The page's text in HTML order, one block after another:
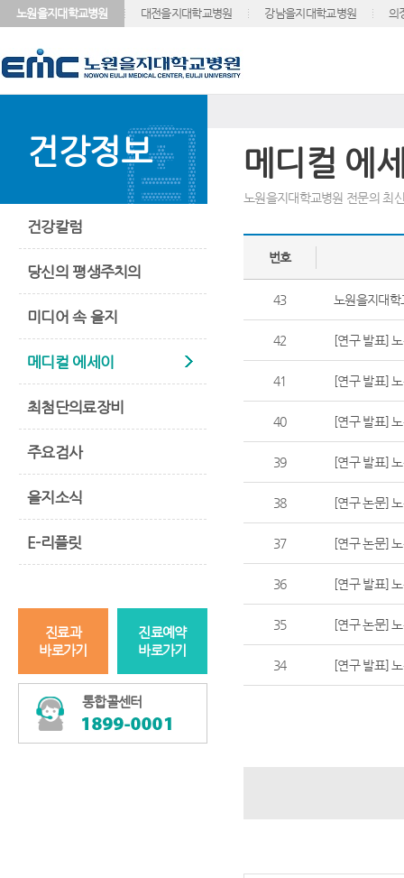
노원을지대학교병원 대전을지대학교병원 강남을지대학교병원 의
건강정보
건강칼럼
당신의 평생주치의
미디어 속 을지
메디컬 에세이
최첨단의료장비
주요검사
을지소식
E-리플릿
진료과
바로가기
진료예약
바로가기
통합콜센터
메디컬 에
노원을지대학교병원 전문의 최
번호
43 노원을지대
42 [연구 발표]
41 [연구 발표]
40 [연구 발표]
39 [연구 발표]
38 [연구 논문]
37 [연구 논문]
36 [연구 발표]
35 [연구 논문]
34 [연구 발표]